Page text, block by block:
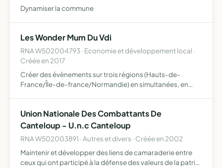
Dynamiser la commune
Les Wonder Mum Du Vdi
RNA W502004793 · Economie et développement local ·
Créée en 2017
Créer des évènements sur trois régions (Hauts-de-
France/Île-de-france/Normandie) en simultanées, en
Union Nationale Des Combattants De
Canteloup - U.n.c Canteloup
RNA W502003891 · Autres et divers · Créée en 2002
Maintenir et développer des liens de camaraderie entre
ceux qui ont participé à la défense des valeurs de la patrie